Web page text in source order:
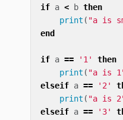
if a < b then
print ( "a is
end
if a == '1'
then
print ( "a is
elseif a == '2'
print ( "a is
elseif a == '3'